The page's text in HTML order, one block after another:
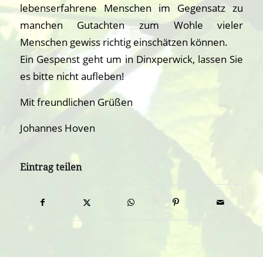
lebenserfahrene Menschen im Gegensatz zu
manchen Gutachten zum Wohle vieler
Menschen gewiss richtig einschätzen können.
Ein Gespenst geht um in Dinxperwick, lassen Sie
es bitte nicht aufleben!
Mit freundlichen Grüßen
Johannes Hoven
Eintrag teilen